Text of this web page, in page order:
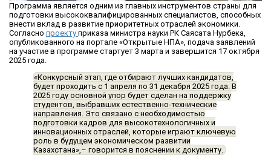
Программа является одним из главных инструментов страны для
подготовки высококвалифицированных специалистов, способных
внести вклад в развитие приоритетных отраслей экономики.
Согласно проекту приказа министра науки РК Саясата Нурбека,
опубликованного на портале «Открытые НПА», подача заявлений
на участие в программе стартует 3 марта и завершится 17 октября
2025 года.
«Конкурсный этап, где отбирают лучших кандидатов,
будет проходить с 1 апреля по 31 декабря 2025 года. В
2025 году основной упор будет сделан на поддержку
студентов, выбравших естественно-технические
направления. Это связано с необходимостью
подготовки кадров для высокотехнологичных и
инновационных отраслей, которые играют ключевую
роль в будущем экономическом развитии
Казахстана», – говорится в пояснении к документу.